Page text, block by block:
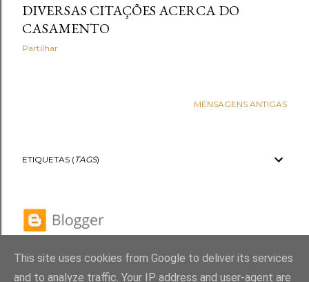
DIVERSAS CITAÇÕES ACERCA DO
CASAMENTO
Partilhar
MENSAGENS ANTIGAS
ETIQUETAS ( TAGS)
This site uses cookies from Google to deliver its services
and to analyze traffic. Your IP address and user-agent are